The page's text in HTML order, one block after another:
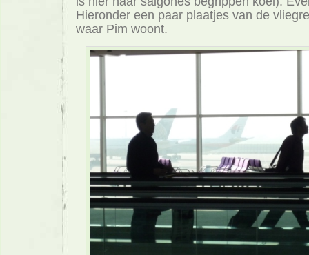
Hieronder een paar plaatjes van de
waar Pim woont.